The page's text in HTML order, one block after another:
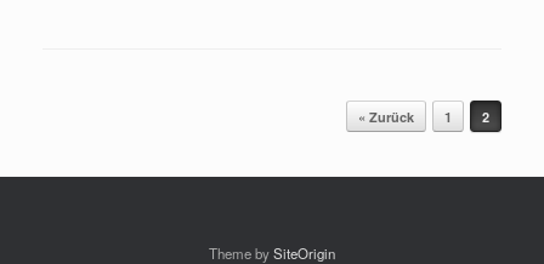
« Zurück 1 2
Theme bySiteOrigin